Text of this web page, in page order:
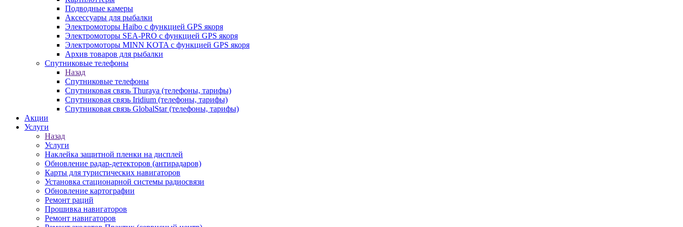
Подводные камеры
Аксессуары для рыбалки
Электромоторы Haibo с функцией GPS якоря
Электромоторы SEA-PRO с функцией GPS якоря
Электромоторы MINN KOTA с функцией GPS якоря
Архив товаров для рыбалки
Спутниковые телефоны
Назад
Спутниковые телефоны
Спутниковая связь Thuraya (телефоны, тарифы)
Спутниковая связь Iridium (телефоны, тарифы)
Спутниковая связь GlobalStar (телефоны, тарифы)
Акции
Услуги
Назад
Услуги
Наклейка защитной пленки на дисплей
Обновление радар-детекторов (антирадаров)
Карты для туристических навигаторов
Установка стационарной системы радиосвязи
Обновление картографии
Ремонт раций
Прошивка навигаторов
Ремонт навигаторов